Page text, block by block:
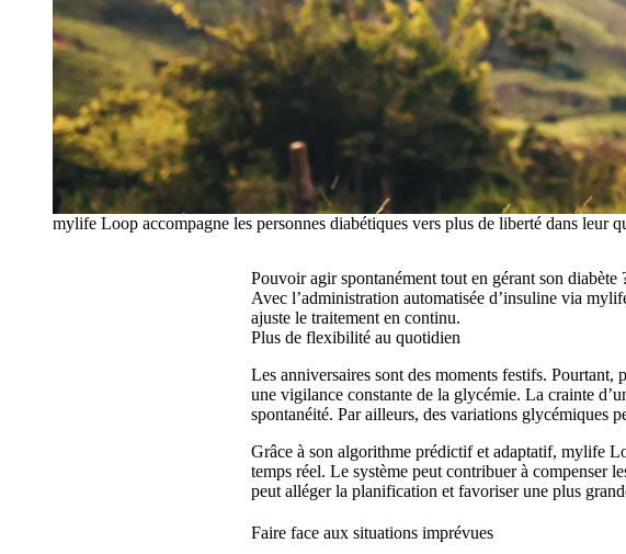
mylife Loop accompagne les personnes diabétiques vers plus de liberté dans leur
Pouvoir agir spontanément tout en gérant son diabète
Avec l’administration automatisée d’insuline via
ajuste le traitement en continu.
Plus de flexibilité au quotidien
Les anniversaires sont des moments festifs.
une vigilance constante de la glycémie. La crainte
spontanéité. Par ailleurs, des variations glycémiques
Grâce à son algorithme prédictif et adaptatif, mylife
temps réel. Le système peut contribuer à compenser
peut alléger la planification et favoriser une plus
Faire face aux situations imprévues